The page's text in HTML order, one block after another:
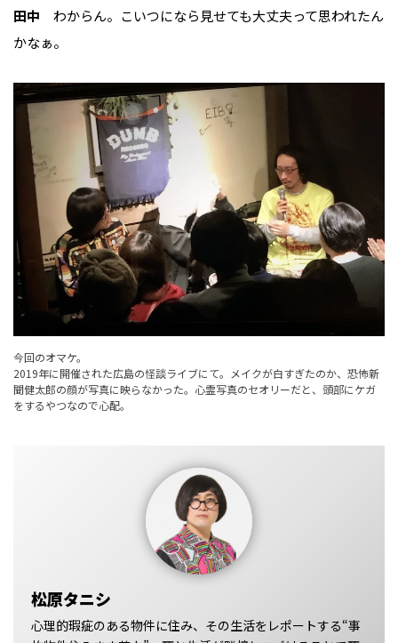
田中 わからん。こいつになら見せても大丈夫って思われたん
かなぁ。
今回のオマケ。
2019年に開催された広島の怪談ライブにて。メイクが白すぎたのか、恐怖新
聞健太郎の顔が写真に映らなかった。心霊写真のセオリーだと、頭部にケガ
をするやつなので心配。
松原タニシ
心理的瑕疵のある物件に住み、その生活をレポートする“事